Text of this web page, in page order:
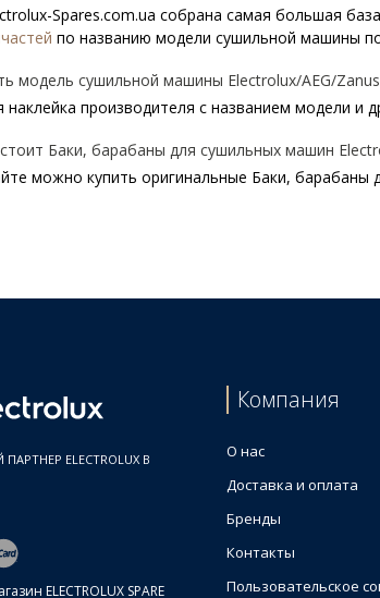
Spares.com.ua собрана самая большая
по названию модели сушильной машины
модель сушильной машины Electrolux/AEG/
наклейка производителя с названием модели и
Баки, барабаны для сушильных машин
можно купить оригинальные Баки, барабаны
Барабан для сушильной машины
для сушильной машины AEG
Барабан для сушильной машины
ELECTROLUX В
ELECTROLUX SPARE
Компания
О нас
Доставка и оплата
Бренды
Контакты
Пользовательское